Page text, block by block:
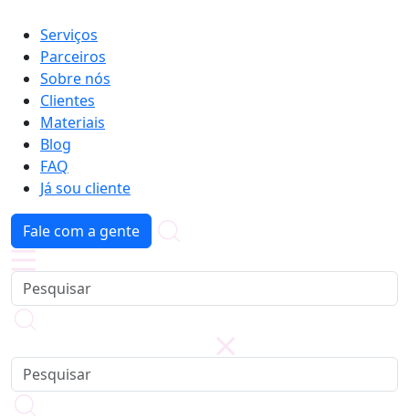
Serviços
Parceiros
Sobre nós
Clientes
Materiais
Blog
FAQ
Já sou cliente
Fale com a gente